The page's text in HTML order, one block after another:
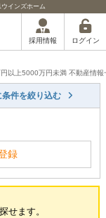
インズホーム
採用情報 ログイン
以上5000万円未満 不動産情報
条件を絞り込む
録
せます。